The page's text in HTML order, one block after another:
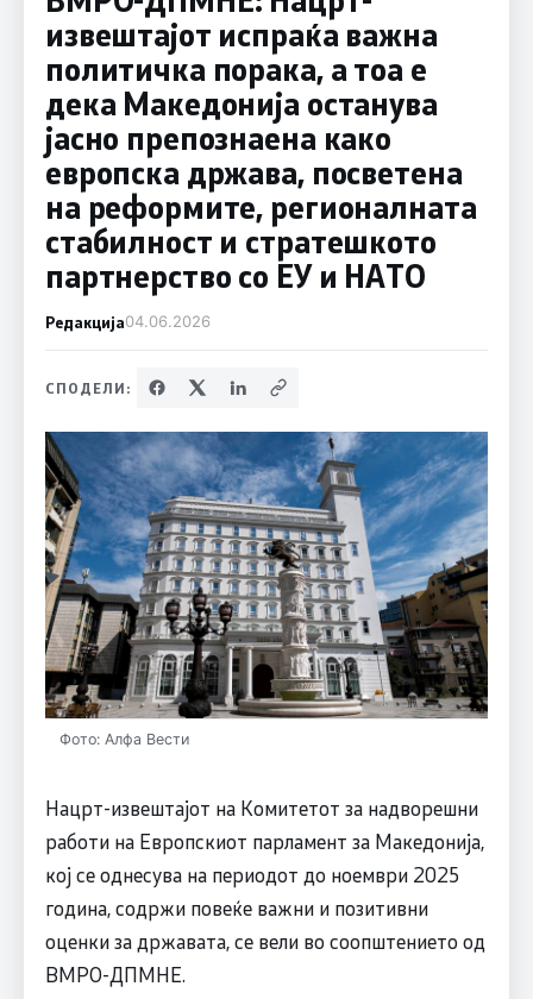
извештајот испраќа важна
политичка порака, а тоа е
дека Македонија останува
јасно препознаена како
европска држава, посветена
на реформите, регионалната
стабилност и стратешкото
партнерство со ЕУ и НАТО
Редакција04.06.2026
СПОДЕЛИ:
Фото: Алфа Вести
Нацрт-извештајот на Комитетот за надворешни
работи на Европскиот парламент за Македонија,
кој се однесува на периодот до ноември 2025
година, содржи повеќе важни и позитивни
оценки за државата, се вели во соопштението од
ВМРО-ДПМНЕ.